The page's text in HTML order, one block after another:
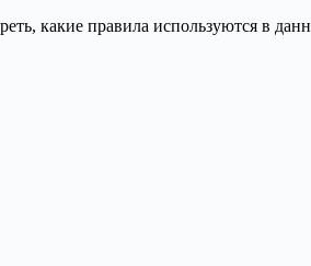
какие правила используются в